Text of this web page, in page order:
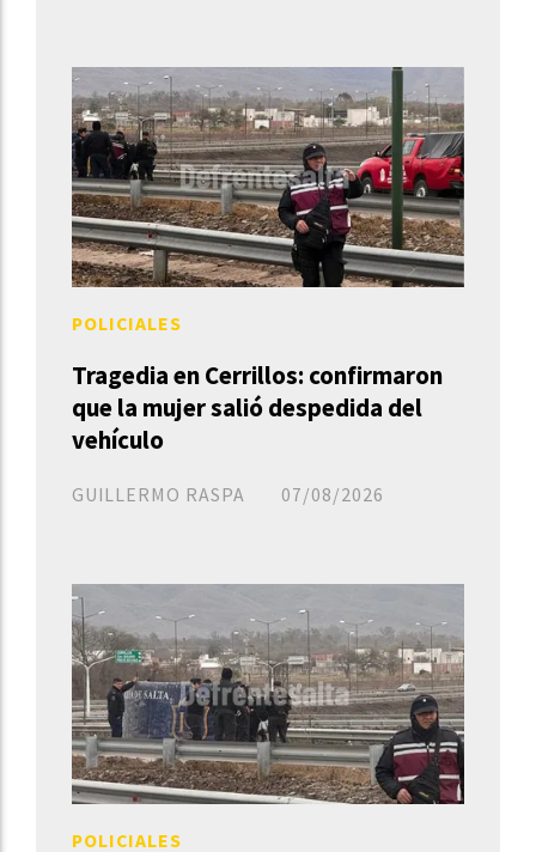
Tragedia en Cerrillos: confirmaron
que la mujer salió despedida del
vehículo
GUILLERMO RASPA
POLICIALES
07/08/2026
POLICIALES